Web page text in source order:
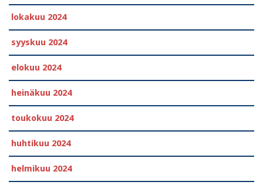
lokakuu 2024
syyskuu 2024
elokuu 2024
heinäkuu 2024
toukokuu 2024
huhtikuu 2024
helmikuu 2024